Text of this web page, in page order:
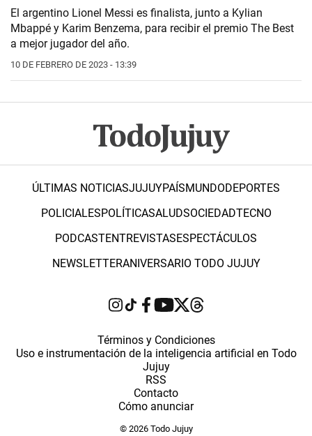
El argentino Lionel Messi es finalista, junto a Kylian
Mbappé y Karim Benzema, para recibir el premio The Best
a mejor jugador del año.
10 DE FEBRERO DE 2023 - 13:39
ÚLTIMAS NOTICIASJUJUYPAÍSMUNDODEPORTES
POLICIALESPOLÍTICASALUDSOCIEDADTECNO
PODCASTENTREVISTASESPECTÁCULOS
NEWSLETTERANIVERSARIO TODO JUJUY
Términos y Condiciones
Uso e instrumentación de la inteligencia artificial en Todo
Jujuy
RSS
Contacto
Cómo anunciar
© 2026 Todo Jujuy